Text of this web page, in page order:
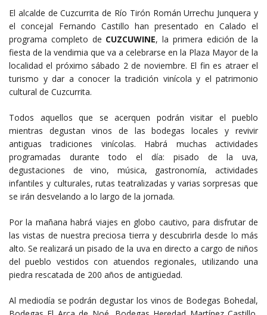
El alcalde de Cuzcurrita de Río Tirón Román Urrechu Junquera y
el concejal Fernando Castillo han presentado en Calado el
programa completo de CUZCUWINE, la primera edición de la
fiesta de la vendimia que va a celebrarse en la Plaza Mayor de la
localidad el próximo sábado 2 de noviembre. El fin es atraer el
turismo y dar a conocer la tradición vinícola y el patrimonio
cultural de Cuzcurrita.
Todos aquellos que se acerquen podrán visitar el pueblo
mientras degustan vinos de las bodegas locales y revivir
antiguas tradiciones vinícolas. Habrá muchas actividades
programadas durante todo el día: pisado de la uva,
degustaciones de vino, música, gastronomía, actividades
infantiles y culturales, rutas teatralizadas y varias sorpresas que
se irán desvelando a lo largo de la jornada.
Por la mañana habrá viajes en globo cautivo, para disfrutar de
las vistas de nuestra preciosa tierra y descubrirla desde lo más
alto. Se realizará un pisado de la uva en directo a cargo de niños
del pueblo vestidos con atuendos regionales, utilizando una
piedra rescatada de 200 años de antigüedad.
Al mediodía se podrán degustar los vinos de Bodegas Bohedal,